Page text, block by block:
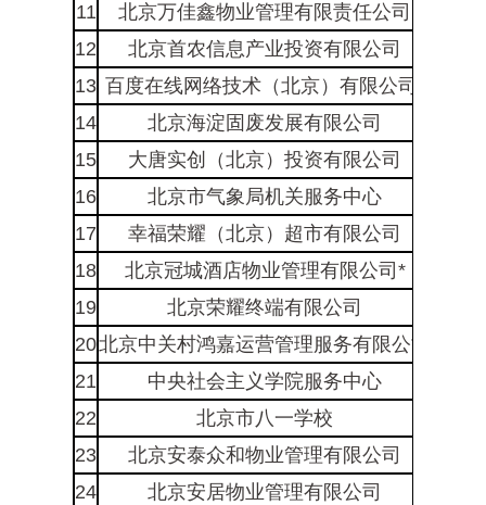
11
北京万佳鑫物业管理有限责任公司
12
北京首农信息产业投资有限公司
13 百度在线网络技术（北京）有限公司*
14
北京海淀固废发展有限公司
15
大唐实创（北京）投资有限公司
16
北京市气象局机关服务中心
17
幸福荣耀（北京）超市有限公司
18
北京冠城酒店物业管理有限公司*
19
北京荣耀终端有限公司
20北京中关村鸿嘉运营管理服务有限公司
21
中央社会主义学院服务中心
22
北京市八一学校
23
北京安泰众和物业管理有限公司
24
北京安居物业管理有限公司